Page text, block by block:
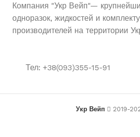
Компания "Укр Вейп"—
одноразок, жидкостей и
производителей на территории
Тел: +38(093)355-15-91
Укр Вейп 2019-